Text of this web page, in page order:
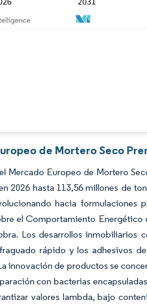
de Mortero Seco
Mercado Europeo de Mortero
2026 hasta 113,56 millones de
hacia
el Comportamiento
Los desarrollos inmobiliarios
rápido y los adhesivos
innovación de productos se
con bacterias
valores lambda, bajo